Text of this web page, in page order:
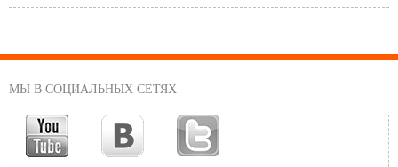
МЫ В СОЦИАЛЬНЫХ СЕТЯХ